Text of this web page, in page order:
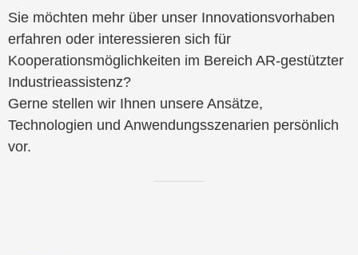
Sie möchten mehr über unser Innovationsvorhaben
erfahren oder interessieren sich für
Kooperationsmöglichkeiten im Bereich AR-gestützter
Industrieassistenz?
Gerne stellen wir Ihnen unsere Ansätze,
Technologien und Anwendungsszenarien persönlich
vor.